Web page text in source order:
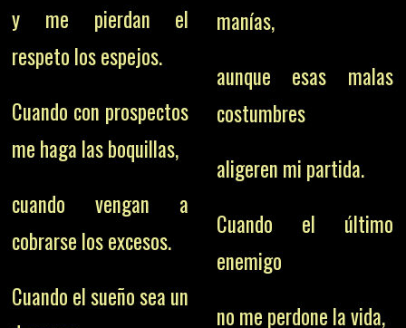
y me pierdan el
respeto los espejos.
Cuando con prospectos
me haga las boquillas,
cuando vengan a
cobrarse los excesos.
Cuando el sueño sea un
manías,
aunque esas malas
costumbres
aligeren mi partida.
Cuando el último
enemigo
no me perdone la vida,